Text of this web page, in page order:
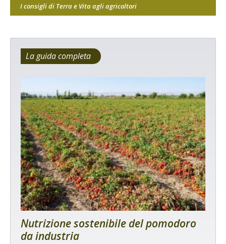
I consigli di Terra e Vita agli agricoltori
La guida completa
Nutrizione sostenibile del pomodoro
da industria